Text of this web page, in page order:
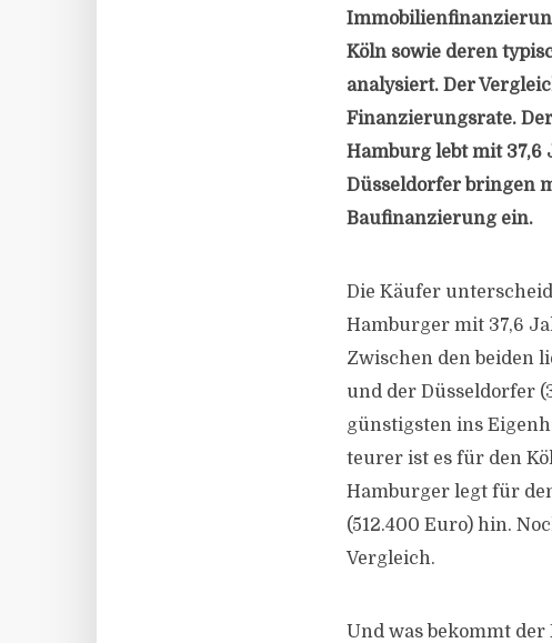
Köln sowie deren
analysiert. Der
Finanzierungsrate.
Hamburg lebt mit
Düsseldorfer bringen
Baufinanzierung ein.
Die Käufer
Hamburger mit 37,6
Zwischen den beiden
und der Düsseldorfer
günstigsten ins
teurer ist es für den
Hamburger legt für
(512.400 Euro) hin.
Vergleich.
Und was bekommt